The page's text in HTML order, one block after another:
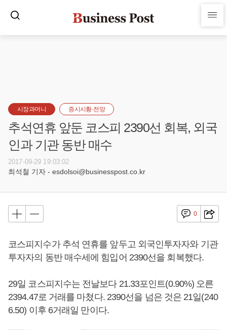
시장과머니 증시시황·전망
추석연휴 앞둔 코스피 2390선 회복, 외국
인과 기관 동반 매수
2017-09-29 19:03:02
최석철 기자 - esdolsoi@businesspost.co.kr
0
코스피지수가 추석 연휴를 앞두고 외국인투자자와 기관
투자자의 동반 매수세에 힘입어 2390선을 회복했다.
29일 코스피지수는 전날보다 21.33포인트(0.90%) 오른
2394.47로 거래를 마쳤다. 2390선을 넘은 것은 21일(240
6.50) 이후 6거래일 만이다.